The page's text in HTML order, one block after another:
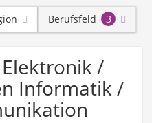
Berufsfeld 3
/
Informatik /